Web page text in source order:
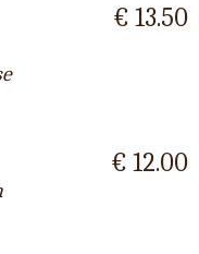
€ 13.50
€ 12.00